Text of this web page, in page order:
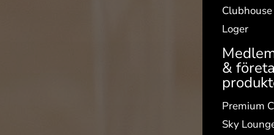
Clubhouse
Loger
&
Premium
Sky